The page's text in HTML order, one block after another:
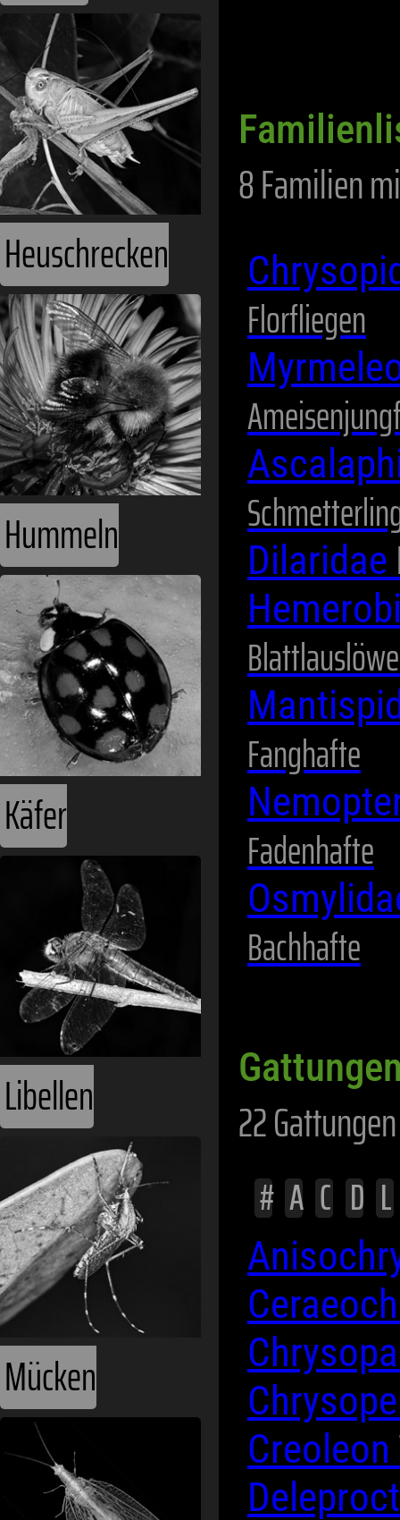
Heuschrecken
Hummeln
Käfer
Libellen
Mücken
8 Familien
Florfliegen
Dilaridae
Fanghafte
Fadenhafte
Bachhafte
22
# A C D L
Creoleon